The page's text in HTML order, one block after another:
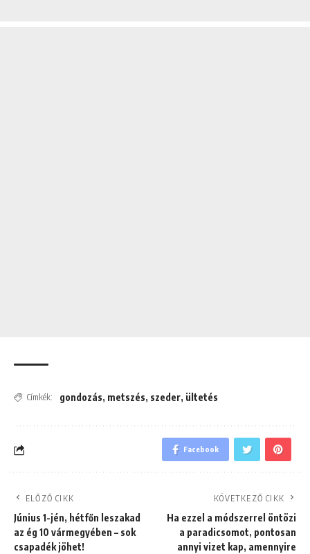
Címkék: gondozás, metszés, szeder, ültetés
Facebook
ELŐZŐ CIKK
Június 1-jén, hétfőn leszakad
az ég 10 vármegyében – sok
csapadék jöhet!
KÖVETKEZŐ CIKK
Ha ezzel a módszerrel öntözi
a paradicsomot, pontosan
annyi vizet kap, amennyire